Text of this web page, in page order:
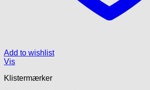
Add to wishlist
Vis
Klistermærker